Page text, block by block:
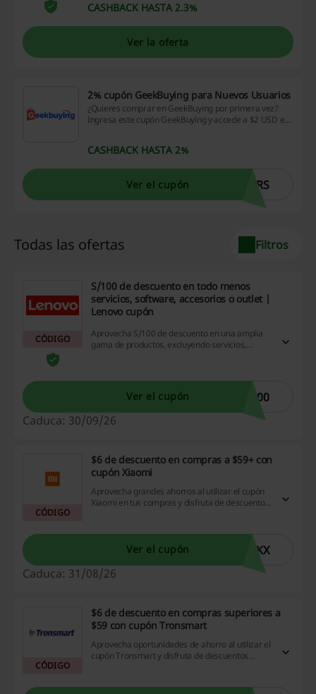
CASHBACK HASTA 2.3%
Ver la oferta
2% cupón GeekBuying para Nuevos Usuarios
¿Quieres comprar en GeekBuying por primera vez?
Ingresa este cupón GeekBuying y accede a $2 USD en
CASHBACK HASTA 2%
Ver el cupón ERS
Todas las ofertas Filtros
CÓDIGO
S/100 de descuento en todo menos
servicios, software, accesorios o outlet |
Lenovo cupón
Aprovecha S/100 de descuento en una amplia
gama de productos, excluyendo servicios,
Ver el cupón
100
Caduca: 30/09/26
CÓDIGO
$6 de descuento en compras a $59+ con
cupón Xiaomi
Aprovecha grandes ahorros al utilizar el cupón
Xiaomi en tus compras y disfruta de descuentos
Ver el cupón
DKX
Caduca: 31/08/26
CÓDIGO
$6 de descuento en compras superiores a
$59 con cupón Tronsmart
Aprovecha oportunidades de ahorro al utilizar el
cupón Tronsmart y disfruta de descuentos